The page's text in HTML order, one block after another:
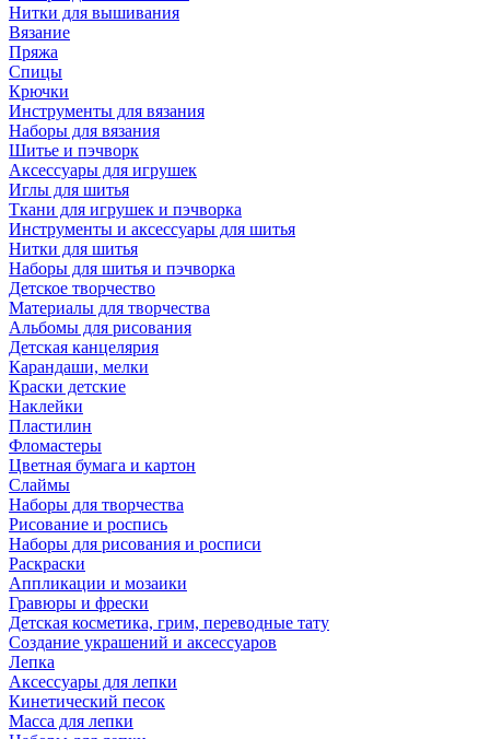
Нитки для вышивания
Вязание
Пряжа
Спицы
Крючки
Инструменты для вязания
Наборы для вязания
Шитье и пэчворк
Аксессуары для игрушек
Иглы для шитья
Ткани для игрушек и пэчворка
Инструменты и аксессуары для шитья
Нитки для шитья
Наборы для шитья и пэчворка
Детское творчество
Материалы для творчества
Альбомы для рисования
Детская канцелярия
Карандаши, мелки
Краски детские
Наклейки
Пластилин
Фломастеры
Цветная бумага и картон
Слаймы
Наборы для творчества
Рисование и роспись
Наборы для рисования и росписи
Раскраски
Аппликации и мозаики
Гравюры и фрески
Детская косметика, грим, переводные тату
Создание украшений и аксессуаров
Лепка
Аксессуары для лепки
Кинетический песок
Масса для лепки